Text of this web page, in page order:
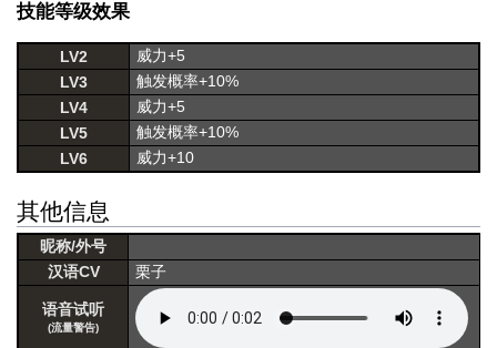
技能等级效果
LV2
威力+5
LV3
触发概率+10%
LV4
威力+5
LV5
触发概率+10%
LV6
威力+10
其他信息
昵称/外号
汉语CV
栗子
语音试听
(流量警告)